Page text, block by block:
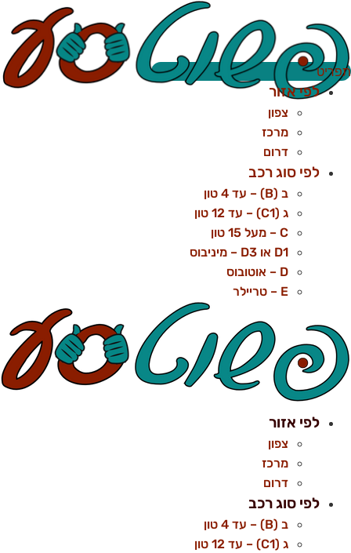
לפי אזור
צפון
מרכז
דרום
לפי סוג רכב
ב (B) – עד 4 טון
ג (C1) – עד 12 טון
C – מעל 15 טון
D1 או D3 – מיניבוס
D – אוטובוס
E – טריילר
לפי אזור
צפון
מרכז
דרום
לפי סוג רכב
ב (B) – עד 4 טון
ג (C1) – עד 12 טון